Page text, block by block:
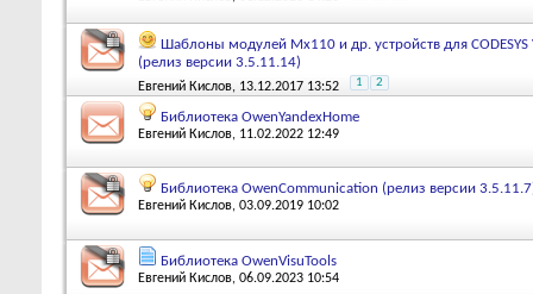
Шаблоны модулей Mx110 и др. устройств для CODESYS
(релиз версии 3.5.11.14)
Евгений Кислов, 13.12.2017 13:52 1 2
Библиотека OwenYandexHome
Евгений Кислов, 11.02.2022 12:49
Библиотека OwenCommunication (релиз версии
Евгений Кислов, 03.09.2019 10:02
Библиотека OwenVisuTools
Евгений Кислов, 06.09.2023 10:54